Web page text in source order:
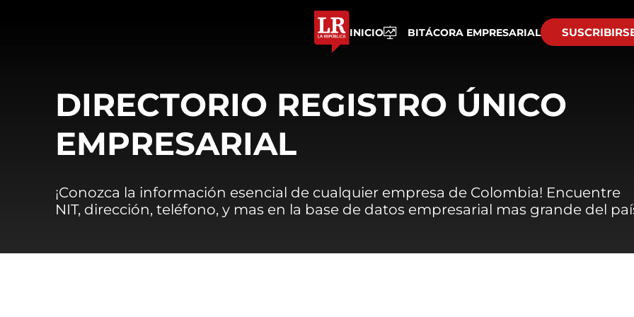
INICIO BITÁCORA EMPRESARIAL
DIRECTORIO REGISTRO ÚNICO
EMPRESARIAL
¡Conozca la información esencial de cualquier empresa de Colombia! Encuentre
NIT, dirección, teléfono, y mas en la base de datos empresarial mas grande del